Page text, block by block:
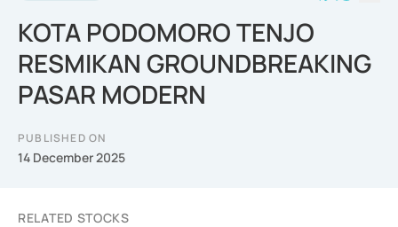
KOTA PODOMORO TENJO
RESMIKAN GROUNDBREAKING
PASAR MODERN
PUBLISHED ON
14 December 2025
RELATED STOCKS